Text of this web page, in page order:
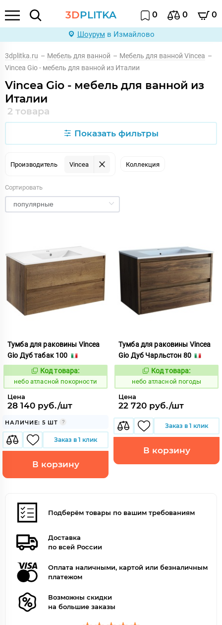
3DPLITKA 0 0 0
Шоурум в Измайлово
3dplitka.ru – Мебель для ванной – Мебель для ванной Vincea –
Vincea Gio - мебель для ванной из Италии
Vincea Gio - мебель для ванной из
Италии
2 товара
Показать фильтры
Производитель Vincea Коллекция
Сортировать
Тумба для раковины Vincea
Gio Дуб табак 100
Код:
1124322
Код товара:
небо атласной покорности
Цена
28 140 руб./шт
НАЛИЧИЕ: 5 ШТ
Заказ в 1 клик
В корзину
Тумба для раковины Vincea
Gio Дуб Чарльстон 80
Код:
1124321
Код товара:
небо атласной погоды
Цена
22 720 руб./шт
Заказ в 1 клик
В корзину
Подберём товары по вашим требованиям
Доставка
по всей России
Оплата наличными, картой или безналичным
платежом
Возможны скидки
на большие заказы